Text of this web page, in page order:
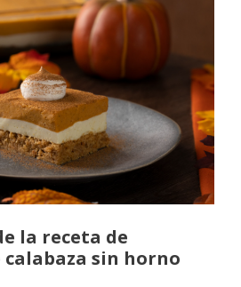
la receta de
calabaza sin horno